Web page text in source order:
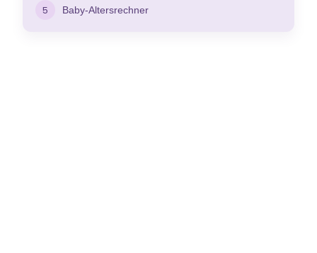
5 Baby-Altersrechner